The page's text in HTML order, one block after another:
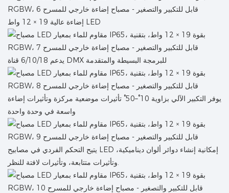
إضاءة عالية 19 × 12 واط LED
يدعم 6/10/18 قناة DMX للبرمجة البسيطة والمتقدمة
يوفر التكبير الآلي بزاوية 10°–50° تأثيرات موضعية مركزة وتأثيرات إضاءة
واسعة في وحدة واحدة
يتيح التحكم الفردي في مصابيح LED إمكانية إنشاء دوائر ألوان ديناميكية،
وتأثيرات متتابعة، وتأثيرات لافتة للنظر.